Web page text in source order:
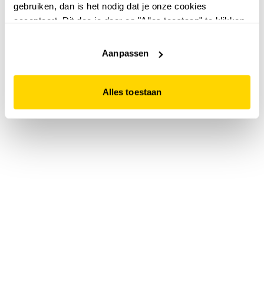
gebruiken, dan is het nodig dat je onze cookies
accepteert. Dit doe je door op "Alles toestaan" te klikken.
website niet optimaal functioneert.
Aanpassen
Alles toestaan